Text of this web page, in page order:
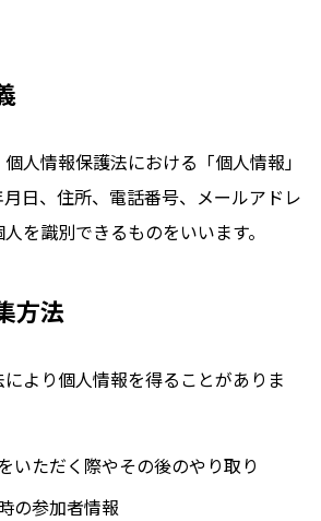
個人情報保護法における「個人情報」
日、住所、電話番号、メールアドレ
を識別できるものをいいます。
方法
より個人情報を得ることがありま
いただく際やその後のやり取り
の参加者情報